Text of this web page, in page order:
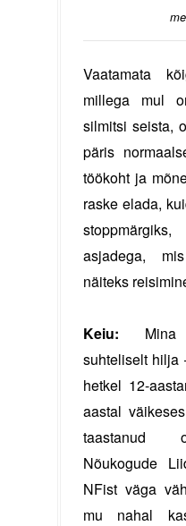
Vaatamata
millega mul
silmitsi seista,
päris
töökoht ja
raske elada,
asjadega,
näiteks
Keiu: Mina
suhteliselt hilja
hetkel 12-
aastal
taastanud
Nõukogude
NFist väga
mu nahal